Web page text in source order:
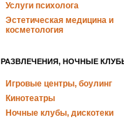
Услуги психолога
Эстетическая медицина и
косметология
РАЗВЛЕЧЕНИЯ, НОЧНЫЕ
Игровые центры, боулинг
Кинотеатры
Ночные клубы, дискотеки